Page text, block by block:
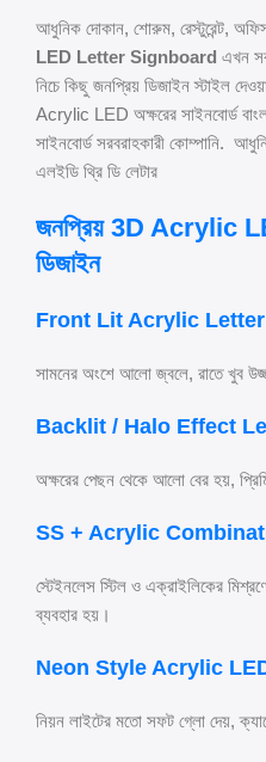
আধুনিক দোকান, শোরুম, রেস্টুরেন্ট, অফিস
LED Letter Signboard এখন
নিচে কিছু জনপ্রিয় ডিজাইন স্টাইল
Acrylic LED অক্ষরের সাইনবোর্ড
সাইনবোর্ড সরবরাহকারী কোম্পানি.
এলইডি থ্রি ডি লেটার
জনপ্রিয় 3D Acrylic
ডিজাইন
Front Lit Acrylic Letter
সামনের অংশে আলো জ্বলে, রাতে খুব
Backlit / Halo Effect
অক্ষরের পেছন থেকে আলো বের হয়,
SS + Acrylic
স্টেইনলেস স্টিল ও এক্রাইলিকের
ব্যবহার হয়।
Neon Style Acrylic
নিয়ন লাইটের মতো সফট গ্লো দেয়,